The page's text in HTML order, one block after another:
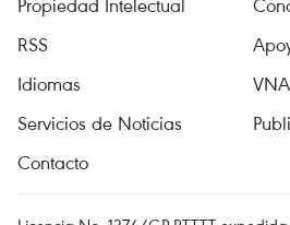
RSS
Idiomas
VNA
Servicios de Noticias
Contacto